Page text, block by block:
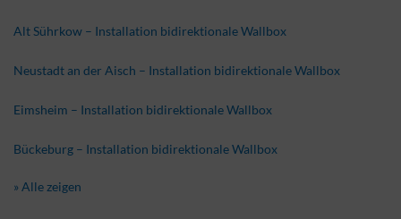
Alt Sührkow – Installation bidirektionale Wallbox
Neustadt an der Aisch – Installation bidirektionale Wallbox
Eimsheim – Installation bidirektionale Wallbox
Bückeburg – Installation bidirektionale Wallbox
» Alle zeigen